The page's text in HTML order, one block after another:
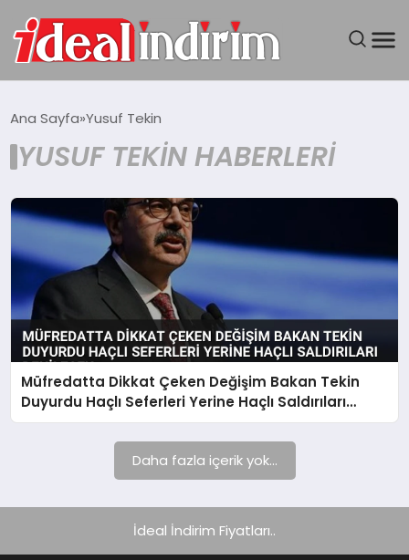
BILGISAYAR
DÜNYA
TEKNOLOJI
YAŞAM
Ana Sayfa Yusuf Tekin
YUSUF TEKIN HABERLERI
Müfredatta Dikkat Çeken Değişim Bakan Tekin
Duyurdu Haçlı Seferleri Yerine Haçlı Saldırıları
Denilecek
Daha fazla içerik yok...
İdeal İndirim Fiyatları..